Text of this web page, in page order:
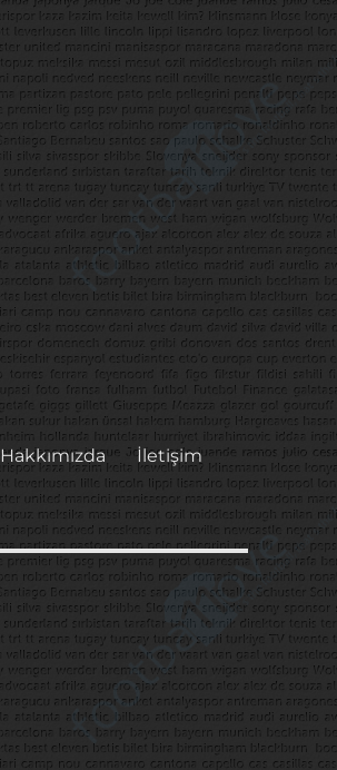
Hakkımızda İletişim